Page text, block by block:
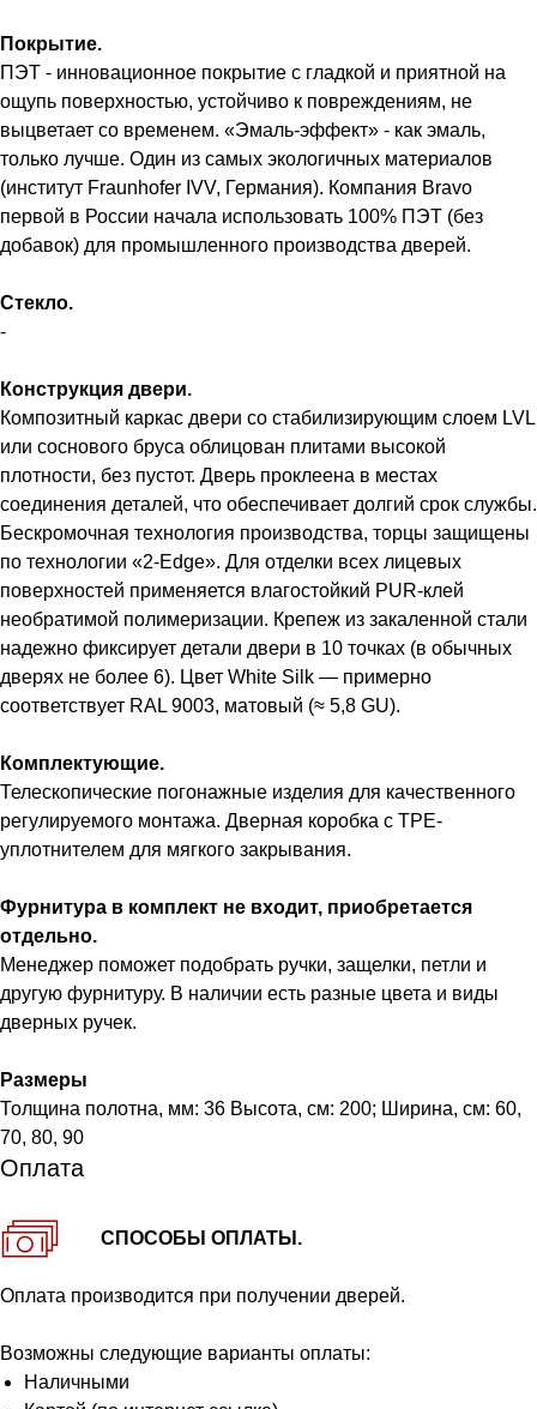
Покрытие.
ПЭТ - инновационное покрытие c гладкой и приятной на
ощупь поверхностью, устойчиво к повреждениям, не
выцветает со временем. «Эмаль-эффект» - как эмаль,
только лучше. Один из самых экологичных материалов
(институт Fraunhofer IVV, Германия). Компания Bravo
первой в России начала использовать 100% ПЭТ (без
добавок) для промышленного производства дверей.
Стекло.
-
Конструкция двери.
Композитный каркас двери со стабилизирующим слоем LVL
или соснового бруса облицован плитами высокой
плотности, без пустот. Дверь проклеена в местах
соединения деталей, что обеспечивает долгий срок службы.
Бескромочная технология производства, торцы защищены
по технологии «2-Edge». Для отделки всех лицевых
поверхностей применяется влагостойкий PUR-клей
необратимой полимеризации. Крепеж из закаленной стали
надежно фиксирует детали двери в 10 точках (в обычных
дверях не более 6). Цвет White Silk — примерно
соответствует RAL 9003, матовый (≈ 5,8 GU).
Комплектующие.
Телескопические погонажные изделия для качественного
регулируемого монтажа. Дверная коробка с TPE-
уплотнителем для мягкого закрывания.
Фурнитура в комплект не входит, приобретается
отдельно.
Менеджер поможет подобрать ручки, защелки, петли и
другую фурнитуру. В наличии есть разные цвета и виды
дверных ручек.
Размеры
Толщина полотна, мм: 36 Высота, см: 200; Ширина, см: 60,
70, 80, 90
Оплата
СПОСОБЫ ОПЛАТЫ.
Оплата производится при получении дверей.
Возможны следующие варианты оплаты:
Наличными